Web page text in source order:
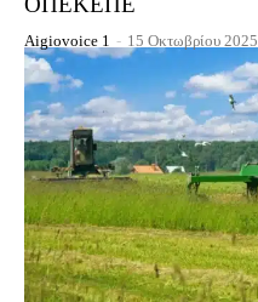
Aigiovoice 1 - 15 Οκτωβρίου 2025